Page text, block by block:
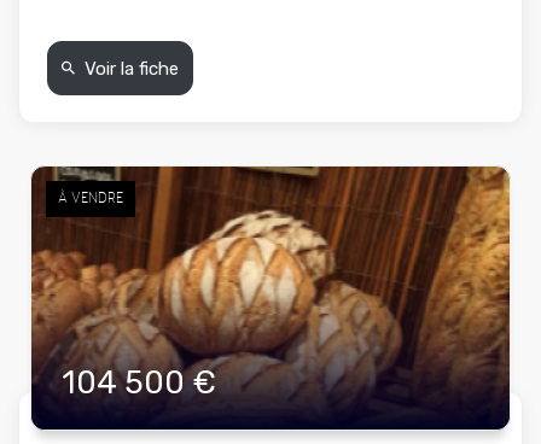
Voir la fiche
À VENDRE
104 500 €